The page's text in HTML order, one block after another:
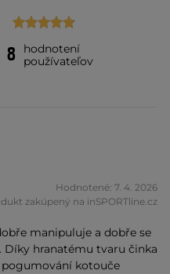
8
hodnotení
používateľov
Hodnotené: 7. 4. 2026
zakúpený na inSPORTline.cz
manipuluje a dobře se
hranatému tvaru činka
kotouče